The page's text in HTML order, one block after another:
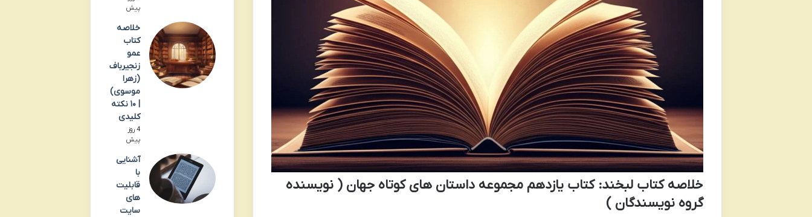
خلاصه کتاب لبخند: کتاب یازدهم مجموعه داستان های کوتاه جهان ( نویسنده
گروه نویسندگان )
پیش
خلاصه
کتاب
عمو
زنجیرباف
(زهرا
موسوی)
| ۱۰ نکته
کلیدی
4 روز
پیش
آشنایی
با
قابلیت
های
سایت